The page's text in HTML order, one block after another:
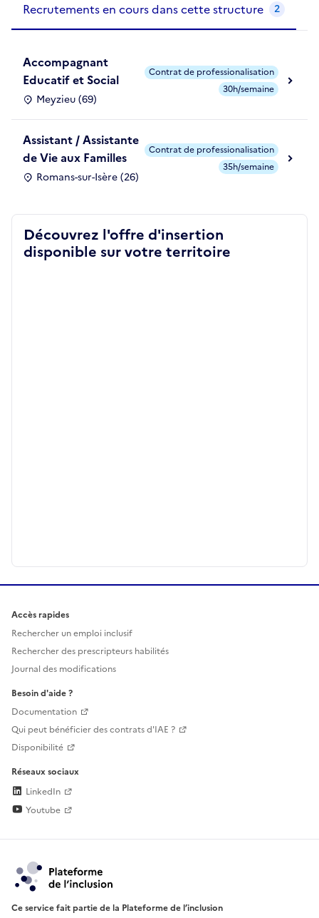
Recrutements en cours dans cette structure 2
Accompagnant
Educatif et Social
Meyzieu (69)
Contrat de professionalisation
30h/semaine
Assistant / Assistante
de Vie aux Familles
Romans-sur-Isère (26)
Contrat de professionalisation
35h/semaine
Découvrez l'offre d'insertion
disponible sur votre territoire
Accès rapides
Rechercher un emploi inclusif
Rechercher des prescripteurs habilités
Journal des modifications
Besoin d'aide ?
Documentation
Qui peut bénéficier des contrats d'IAE ?
Disponibilité
Réseaux sociaux
LinkedIn
Youtube
Ce service fait partie de la Plateforme de l’inclusion